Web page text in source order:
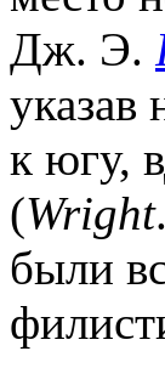
Дж. Э.
к югу,
(Wright
были